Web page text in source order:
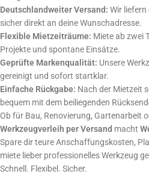
Deutschlandweiter Versand: Wir liefern
sicher direkt an deine Wunschadresse.
Flexible Mietzeiträume: Miete ab zwei
Projekte und spontane Einsätze.
Geprüfte Markenqualität: Unsere
gereinigt und sofort startklar.
Einfache Rückgabe: Nach der Mietzeit
bequem mit dem beiliegenden
Ob für Bau, Renovierung, Gartenarbeit
Werkzeugverleih per Versand macht
Spare dir teure Anschaffungskosten,
miete lieber professionelles Werkzeug
Schnell. Flexibel. Sicher.